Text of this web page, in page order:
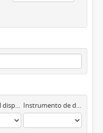
Objeto digital disponibles Instrumento de descripción